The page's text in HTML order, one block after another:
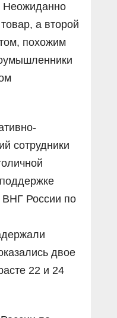
Неожиданно
а второй
похожим
сотрудники
России по
двое
22 и 24